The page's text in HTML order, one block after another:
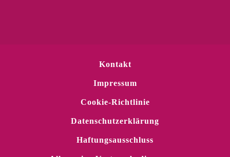
Kontakt
Impressum
Cookie-Richtlinie
Datenschutzerklärung
Haftungsausschluss